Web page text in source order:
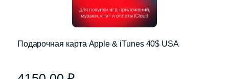
Подарочная карта Apple & iTunes 40$ USA